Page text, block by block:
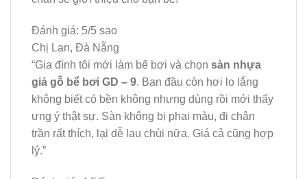
Đánh giá: 5/5 sao
Chị Lan, Đà Nẵng
“Gia đình tôi mới làm bể bơi và chọn sàn nhựa
giả gỗ bể bơi GD – 9. Ban đầu còn hơi lo lắng
không biết có bền không nhưng dùng rồi mới thấy
ưng ý thật sự. Sàn không bị phai màu, đi chân
trần rất thích, lại dễ lau chùi nữa. Giá cả cũng hợp
lý.”